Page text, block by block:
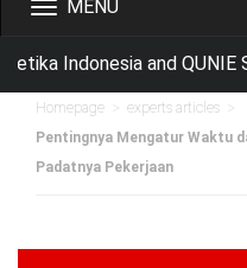
Toggle
Indonesia and QUNIE
Homepage experts articles
Pentingnya Mengatur Waktu
Padatnya Pekerjaan